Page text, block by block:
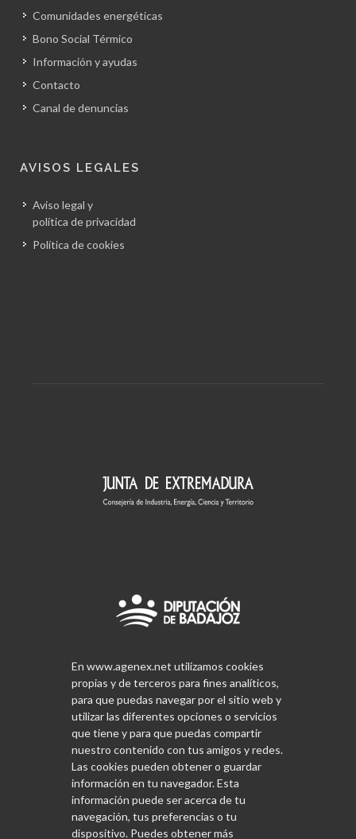
Comunidades energéticas
Bono Social Térmico
Información y ayudas
Contacto
Canal de denuncias
AVISOS LEGALES
Aviso legal y
política de privacidad
Política de cookies
En www.agenex.net utilizamos cookies
propias y de terceros para fines analíticos,
para que puedas navegar por el sitio web y
utilizar las diferentes opciones o servicios
que tiene y para que puedas compartir
nuestro contenido con tus amigos y redes.
Las cookies pueden obtener o guardar
información en tu navegador. Esta
información puede ser acerca de tu
navegación, tus preferencias o tu
dispositivo. Puedes obtener más